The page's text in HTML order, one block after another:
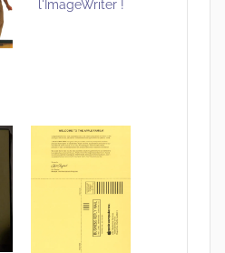
l'ImageWriter !